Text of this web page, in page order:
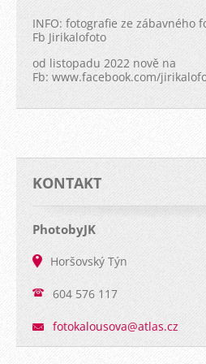
INFO: fotografie ze zábavného
Fb Jirikalofoto
od listopadu 2022 nově na
Fb: www.facebook.com/
KONTAKT
PhotobyJK
Horšovský Týn
604 576 117
fotokalousova@atlas.cz